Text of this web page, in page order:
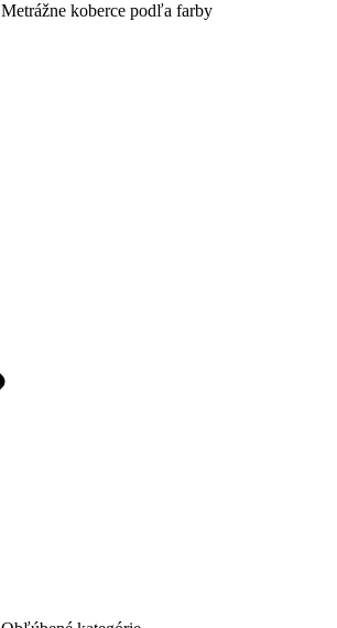
Metrážne koberce podľa farby